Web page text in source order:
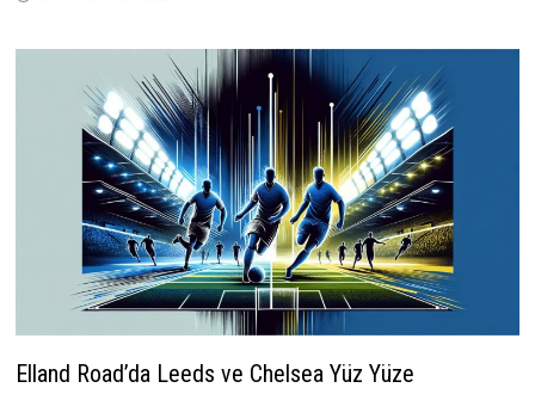
Elland Road’da Leeds ve Chelsea Yüz Yüze